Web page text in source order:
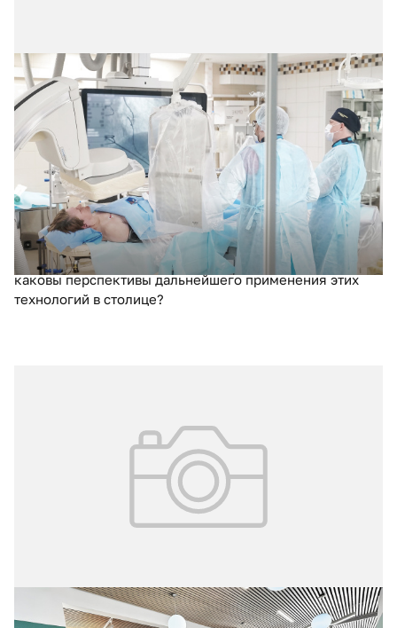
31.07.2025 № 3 (67)
Динамика рентгенэндо-васкулярных
вмешательств в Москве за 10 лет
За последние десять лет в Москве произошел
значительный рост числа рентгенэндоваскулярных
вмешательств, что привело к повышению доступности
высокотехнологичной помощи. Как развитие
рентгенэндоваскулярной хирургии повлияло на
качество лечения кардиологических пациентов и
каковы перспективы дальнейшего применения этих
технологий в столице?
02.04.2025 № 1 (65)